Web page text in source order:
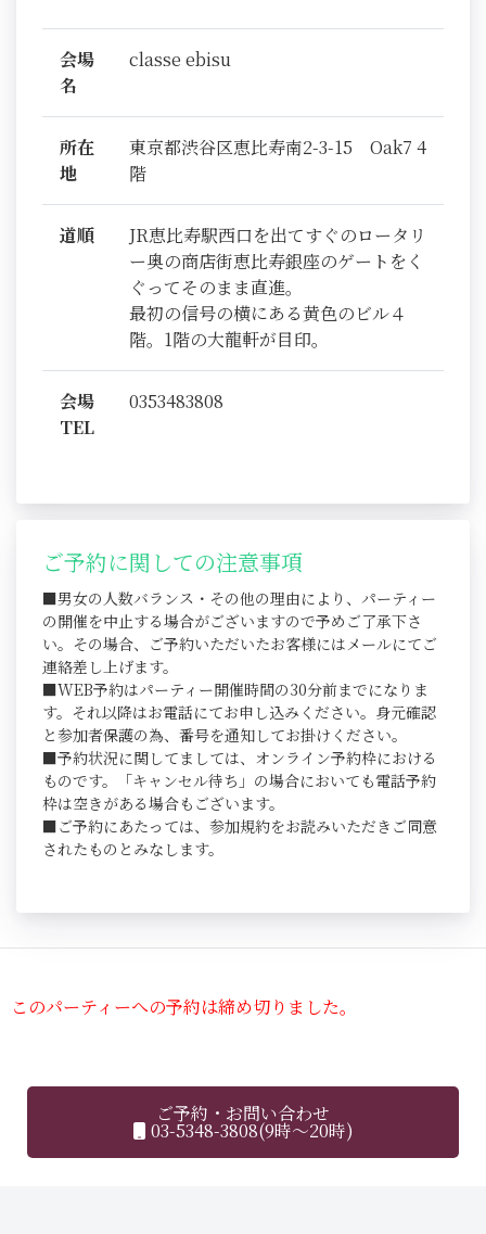
会場
名
classe ebisu
所在
地
東京都渋谷区恵比寿南2-3-15 Oak7 4
階
道順
JR恵比寿駅西口を出てすぐのロータリ
ー奥の商店街恵比寿銀座のゲートをく
ぐってそのまま直進。
最初の信号の横にある黄色のビル４
階。1階の大龍軒が目印。
会場
TEL
0353483808
ご予約に関しての注意事項
■男女の人数バランス・その他の理由により、パーティー
の開催を中止する場合がございますので予めご了承下さ
い。その場合、ご予約いただいたお客様にはメールにてご
連絡差し上げます。
■WEB予約はパーティー開催時間の30分前までになりま
す。それ以降はお電話にてお申し込みください。身元確認
と参加者保護の為、番号を通知してお掛けください。
■予約状況に関してましては、オンライン予約枠における
ものです。「キャンセル待ち」の場合においても電話予約
枠は空きがある場合もございます。
■ご予約にあたっては、参加規約をお読みいただきご同意
されたものとみなします。
このパーティーへの予約は締め切りました。
ご予約・お問い合わせ
03-5348-3808(9時～20時)